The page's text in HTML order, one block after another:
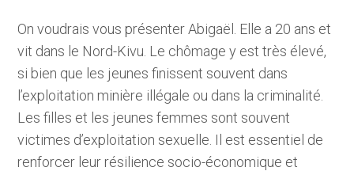
t
o
m
a
i
n
c
On voudrais vous présenter Abigaël. Elle a 20 ans et
vit dans le Nord-Kivu. Le chômage y est très élevé,
si bien que les jeunes finissent souvent dans
l’exploitation minière illégale ou dans la criminalité.
Les filles et les jeunes femmes sont souvent
victimes d’exploitation sexuelle. Il est essentiel de
renforcer leur résilience socio-économique et